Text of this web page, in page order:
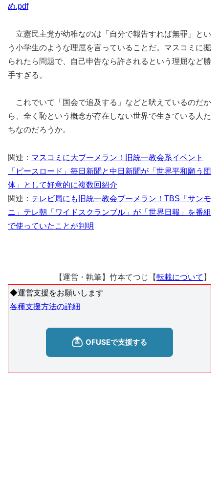
め.pdf
立憲民主党が幼稚なのは「自分で報告すれば無罪」とい
う小学生のような理屈を言っていることだ。マスコミに掘
られたら問題で、自己申告なら許されるという理屈など勝
手すぎる。
これでいて「国会で追及する」などと吠えているのだか
ら、全く恥という概念が存在しない世界で生きている人た
ちなのだろうか。
関連： マスコミに大ブーメラン！旧統一教会系イベント
「ピースロード」毎日新聞と中日新聞が「世界平和願う団
体」として好意的に複数回紹介
関連： テレビ局にも旧統一教会ブーメラン！TBS「サンモ
ニ」テレ朝「ワイドスクランブル」が「世界日報」を番組
で使っていたことが判明
【運営・執筆】竹本てつじ【転載について 】
◆運営支援をお願いします
各種支援方法の詳細